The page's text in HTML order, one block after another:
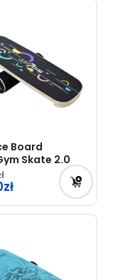
Board
Skate 2.0